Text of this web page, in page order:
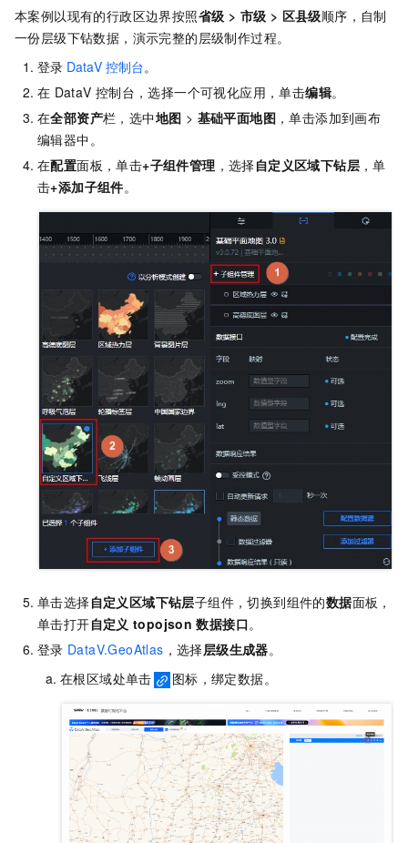
本案例以现有的行政区边界按照省级 > 市级 > 区县级顺序，自制
一份层级下钻数据，演示完整的层级制作过程。
登录 DataV 控制台。
在 DataV 控制台，选择一个可视化应用，单击编辑。
在全部资产栏，选中地图 > 基础平面地图 ，单击添加到画布
编辑器中。
在配置面板，单击+子组件管理 ，选择自定义区域下钻层 ，单
击+添加子组件。
单击选择自定义区域下钻层子组件，切换到组件的数据面板，
单击打开自定义 topojson 数据接口。
登录 DataV.GeoAtlas ，选择层级生成器。
在根区域处单击
图标，绑定数据。